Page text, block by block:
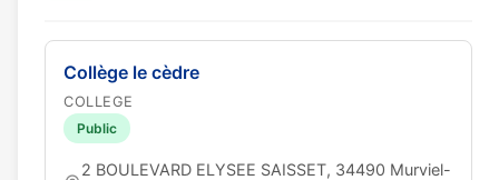
Collège le cèdre
COLLEGE
Public
2 BOULEVARD ELYSEE SAISSET, 34490 Murviel-